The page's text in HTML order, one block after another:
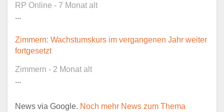
RP Online - 7 Monat alt
...
Zimmern: Wachstumskurs im vergangenen Jahr weiter
fortgesetzt
Zimmern - 2 Monat alt
...
News via Google. Noch mehr News zum Thema